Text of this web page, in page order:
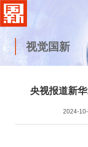
视觉国新
央视报道新
2024-